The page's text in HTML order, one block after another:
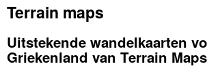
Terrain maps
Uitstekende wandelkaarten
Griekenland van Terrain Maps